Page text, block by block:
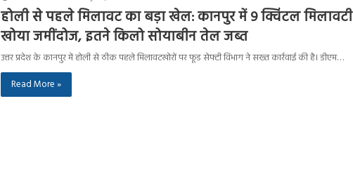
होली से पहले मिलावट का बड़ा खेल: कानपुर में 9 क्विंटल मिलावटी
खोया जमींदोज, इतने किलो सोयाबीन तेल जब्त
उत्तर प्रदेश के कानपुर में होली से ठीक पहले मिलावटखोरों पर फूड सेफ्टी विभाग ने सख्त कार्रवाई की है। डीएम…
Read More »